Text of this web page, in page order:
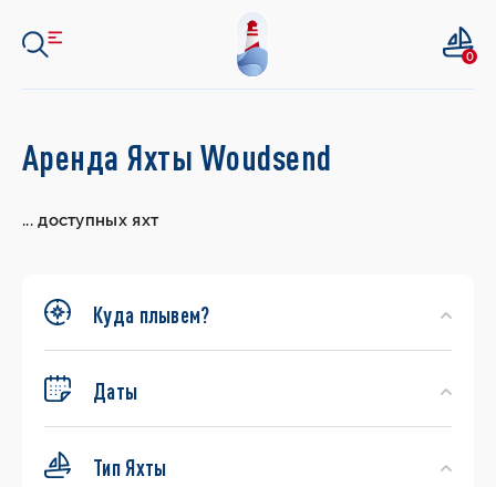
0
Search
Yachts
Аренда Яхты Woudsend
...доступных яхт
Куда плывем?
Даты
Тип Яхты